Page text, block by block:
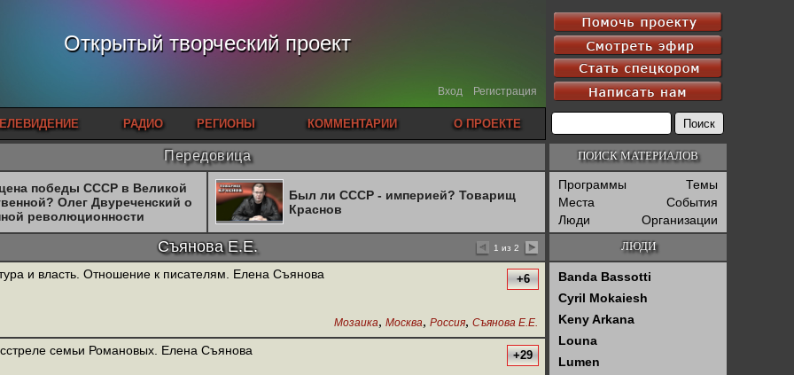
Открытый творческий проект
Вход Регистрация
РАДИО РЕГИОНЫ КОММЕНТАРИИ О ПРОЕКТЕ
Передовица
победы СССР в Великой
Олег Двуреченский о
революционности
Был ли СССР - империей? Товарищ
Краснов
Съянова Е.Е. 1 из 2
и власть. Отношение к писателям. Елена Съянова +6
Мозаика, Москва, Россия, Съянова Е.Е.
семьи Романовых. Елена Съянова +29
ПОИСК МАТЕРИАЛОВ
Программы
Темы
Места
События
Люди
Организации
ЛЮДИ
Banda Bassotti
Cyril Mokaiesh
Keny Arkana
Louna
Lumen